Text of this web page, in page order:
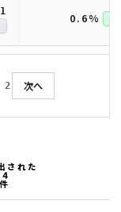
1
0.6%
2 次へ
された
4